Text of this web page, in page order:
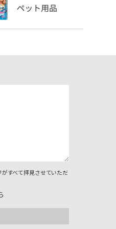
すべて拝見させていただ